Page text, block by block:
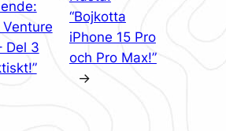
Del 3
“Bojkotta
iPhone 15 Pro
och Pro Max!”
→